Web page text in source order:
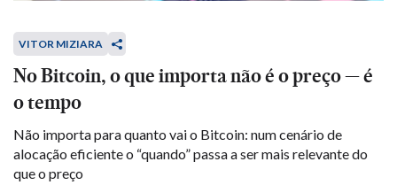
VITOR MIZIARA
No Bitcoin, o que importa não é o preço — é
o tempo
Não importa para quanto vai o Bitcoin: num cenário de
alocação eficiente o “quando” passa a ser mais relevante do
que o preço